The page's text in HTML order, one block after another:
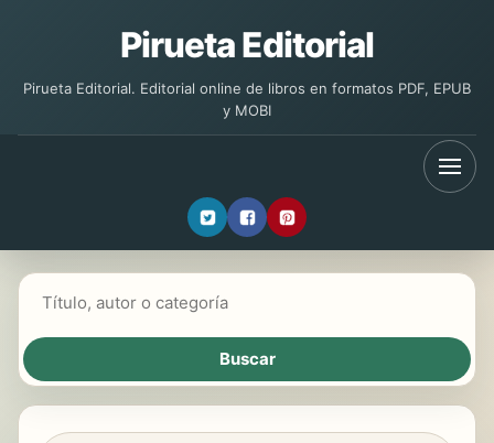
Pirueta Editorial
Pirueta Editorial. Editorial online de libros en formatos PDF, EPUB
y MOBI